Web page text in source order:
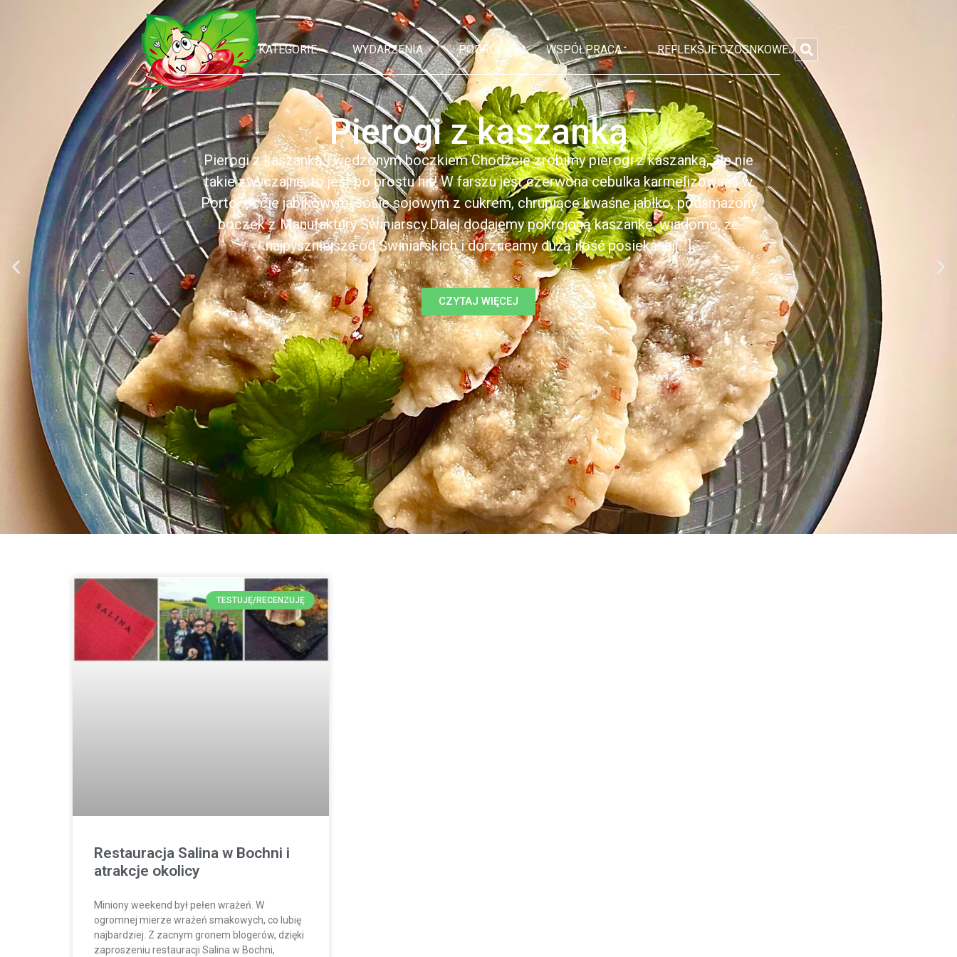
KATEGORIE WYDARZENIA PODRÓŻE WSPÓŁPRACA REFLEKSJE CZOSNKOWEJ
Pierogi z kaszanką
Pierogi z kaszanką i wędzonym boczkiem Chodźcie zrobimy pierogi z kaszanką, ale nie
takie zwyczajne, to jest po prostu hit! W farszu jest czerwona cebulka karmelizowana w
Porto, occie jabłkowym, sosie sojowym z cukrem, chrupiące kwaśne jabłko, podsmażony
boczek z Manufaktury Świniarscy.Dalej dodajemy pokrojoną kaszankę, wiadomo, że
najpyszniejsza od Świniarskich i dorzucamy dużą ilość posiekanej[...]
CZYTAJ WIĘCEJ
TESTUJĘ/RECENZUJĘ
Restauracja Salina w Bochni i
atrakcje okolicy
Miniony weekend był pełen wrażeń. W
ogromnej mierze wrażeń smakowych, co lubię
najbardziej. Z zacnym gronem blogerów, dzięki
zaproszeniu restauracji Salina w Bochni,